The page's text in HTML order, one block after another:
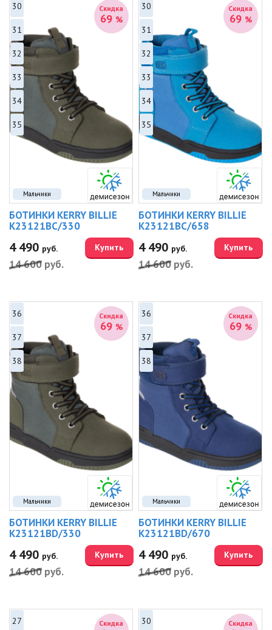
Мальчики
Скидка
69 %
30
31
32
33
34
35
БОТИНКИ KERRY BILLIE
K23121BC/330
4 490 руб.
14 600 руб.
Купить
Мальчики
Скидка
69 %
30
31
32
33
34
35
БОТИНКИ KERRY BILLIE
K23121BC/658
4 490 руб.
14 600 руб.
Купить
Мальчики
Скидка
69 %
36
37
38
БОТИНКИ KERRY BILLIE
K23121BD/330
4 490 руб.
14 600 руб.
Купить
Мальчики
Скидка
69 %
36
37
38
БОТИНКИ KERRY BILLIE
K23121BD/670
4 490 руб.
14 600 руб.
Купить
Скидка
27 Скидка
30